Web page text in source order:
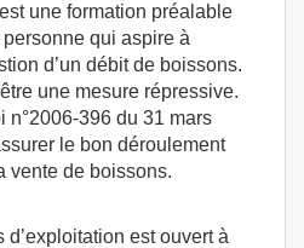
une formation préalable
qui aspire à
d’un débit de boissons.
une mesure répressive.
n°2006-396 du 31 mars
le bon déroulement
vente de boissons.
est ouvert à